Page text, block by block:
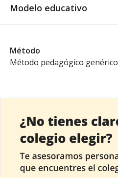
Modelo educativo
Método
Método pedagógico genérico